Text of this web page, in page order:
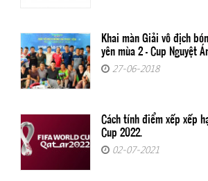
Khai màn Giải vô địch
yên mùa 2 - Cup Nguyệt
27-06-2018
Cách tính điểm xếp xếp
Cup 2022.
02-07-2021